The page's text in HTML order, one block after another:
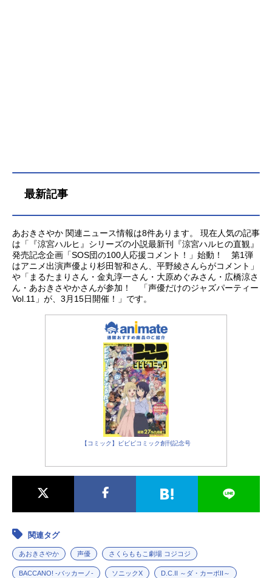
号。偶然乗り合わせた、革命テロリ
スト「レムレース」のグース＆シャ
ーネ、ジャグジー＆ニース率いる不
良集団、殺人鬼のラッドと婚約者の
ルーア、ベリアム上院議員婦人と娘
のメリー、不死の少年、謎の車掌に
情報屋etc・・・・・・しかしこの汽
車に乗っているのは、「人間」だけ
ではなかった!?伝説の存在であった
レイル...
最新記事
あおきさやか 関連ニュース情報は8件あります。 現在人気の記事
は「『涼宮ハルヒ』シリーズの小説最新刊『涼宮ハルヒの直観』
発売記念企画「SOS団の100人応援コメント！」始動！ 第1弾
はアニメ出演声優より杉田智和さん、平野綾さんらがコメント」
や「まるたまりさん・金丸淳一さん・大原めぐみさん・広橋涼さ
ん・あおきさやかさんが参加！ 「声優だけのジャズパーティー
Vol.11」が、3月15日開催！」です。
【コミック】ビビビコミック創刊記念号
関連タグ
あおきさやか 声優 さくらももこ劇場 コジコジ
BACCANO! -バッカーノ- ソニックX D.C.II ～ダ・カーポII～